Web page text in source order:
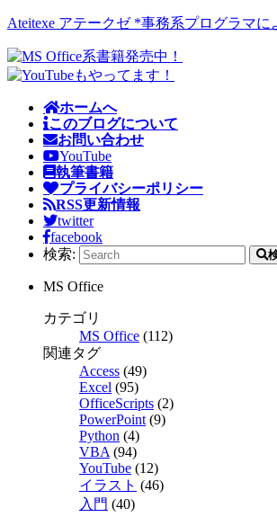
Ateitexe アテークゼ *事務系プログラマに
ホームへ
このブログについて
お問い合わせ
YouTube
執筆書籍
プライバシーポリシー
RSS更新情報
twitter
facebook
検索:
MS Office
カテゴリ
MS Office (112)
関連タグ
Access (49)
Excel (95)
OfficeScripts (2)
PowerPoint (9)
Python (4)
VBA (94)
YouTube (12)
イラスト (46)
入門 (40)